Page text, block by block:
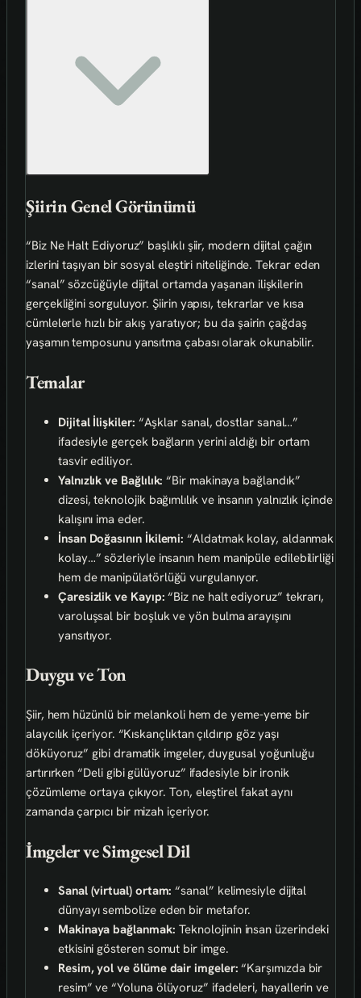
Şiirin Genel Görünümü
“Biz Ne Halt Ediyoruz” başlıklı şiir, modern dijital çağın
izlerini taşıyan bir sosyal eleştiri niteliğinde. Tekrar eden
“sanal” sözcüğüyle dijital ortamda yaşanan ilişkilerin
gerçekliğini sorguluyor. Şiirin yapısı, tekrarlar ve kısa
cümlelerle hızlı bir akış yaratıyor; bu da şairin çağdaş
yaşamın temposunu yansıtma çabası olarak okunabilir.
Temalar
Dijital İlişkiler: “Aşklar sanal, dostlar sanal…”
ifadesiyle gerçek bağların yerini aldığı bir ortam
tasvir ediliyor.
Yalnızlık ve Bağlılık: “Bir makinaya bağlandık”
dizesi, teknolojik bağımlılık ve insanın yalnızlık içinde
kalışını ima eder.
İnsan Doğasının İkilemi: “Aldatmak kolay, aldanmak
kolay…” sözleriyle insanın hem manipüle edilebilirliği
hem de manipülatörlüğü vurgulanıyor.
Çaresizlik ve Kayıp: “Biz ne halt ediyoruz” tekrarı,
varoluşsal bir boşluk ve yön bulma arayışını
yansıtıyor.
Duygu ve Ton
Şiir, hem hüzünlü bir melankoli hem de yeme-yeme bir
alaycılık içeriyor. “Kıskançlıktan çıldırıp göz yaşı
döküyoruz” gibi dramatik imgeler, duygusal yoğunluğu
artırırken “Deli gibi gülüyoruz” ifadesiyle bir ironik
çözümleme ortaya çıkıyor. Ton, eleştirel fakat aynı
zamanda çarpıcı bir mizah içeriyor.
İmgeler ve Simgesel Dil
Sanal (virtual) ortam: “sanal” kelimesiyle dijital
dünyayı sembolize eden bir metafor.
Makinaya bağlanmak: Teknolojinin insan üzerindeki
etkisini gösteren somut bir imge.
Resim, yol ve ölüme dair imgeler: “Karşımızda bir
resim” ve “Yoluna ölüyoruz” ifadeleri, hayallerin ve